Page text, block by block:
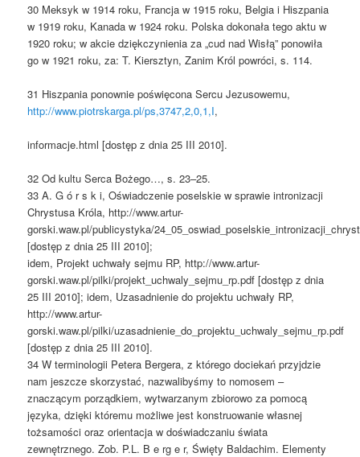
30 Meksyk w 1914 roku, Francja w 1915 roku, Belgia i Hiszpania
w 1919 roku, Kanada w 1924 roku. Polska dokonała tego aktu w
1920 roku; w akcie dziękczynienia za „cud nad Wisłą” ponowiła
go w 1921 roku, za: T. Kiersztyn, Zanim Król powróci, s. 114.
31 Hiszpania ponownie poświęcona Sercu Jezusowemu,
http://www.piotrskarga.pl/ps,3747,2,0,1,I,
informacje.html [dostęp z dnia 25 III 2010].
32 Od kultu Serca Bożego…, s. 23–25.
33 A. G ó r s k i, Oświadczenie poselskie w sprawie intronizacji
Chrystusa Króla, http://www.artur-
gorski.waw.pl/publicystyka/
[dostęp z dnia 25 III 2010];
idem, Projekt uchwały sejmu RP, http://www.artur-
gorski.waw.pl/pilki/projekt_uchwaly_sejmu_rp.pdf [dostęp z dnia
25 III 2010]; idem, Uzasadnienie do projektu uchwały RP,
http://www.artur-
gorski.waw.pl/pilki/uzasadnienie_do_projektu_uchwaly_sejmu_rp.pdf
[dostęp z dnia 25 III 2010].
34 W terminologii Petera Bergera, z którego dociekań przyjdzie
nam jeszcze skorzystać, nazwalibyśmy to nomosem –
znaczącym porządkiem, wytwarzanym zbiorowo za pomocą
języka, dzięki któremu możliwe jest konstruowanie własnej
tożsamości oraz orientacja w doświadczaniu świata
zewnętrznego. Zob. P.L. B e rg e r, Święty Baldachim. Elementy